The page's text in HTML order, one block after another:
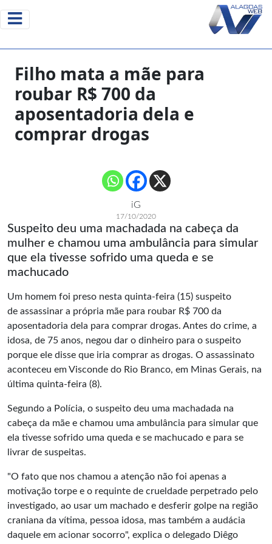
Filho mata a mãe para
roubar R$ 700 da
aposentadoria dela e
comprar drogas
iG
17/10/2020
Suspeito deu uma machadada na cabeça da
mulher e chamou uma ambulância para simular
que ela tivesse sofrido uma queda e se
machucado
Um homem foi preso nesta quinta-feira (15) suspeito
de assassinar a própria mãe para roubar R$ 700 da
aposentadoria dela para comprar drogas. Antes do crime, a
idosa, de 75 anos, negou dar o dinheiro para o suspeito
porque ele disse que iria comprar as drogas. O assassinato
aconteceu em Visconde do Rio Branco, em Minas Gerais, na
última quinta-feira (8).
Segundo a Polícia, o suspeito deu uma machadada na
cabeça da mãe e chamou uma ambulância para simular que
ela tivesse sofrido uma queda e se machucado e para se
livrar de suspeitas.
"O fato que nos chamou a atenção não foi apenas a
motivação torpe e o requinte de crueldade perpetrado pelo
investigado, ao usar um machado e desferir golpe na região
craniana da vítima, pessoa idosa, mas também a audácia
daquele em acionar socorro", explica o delegado Diêgo